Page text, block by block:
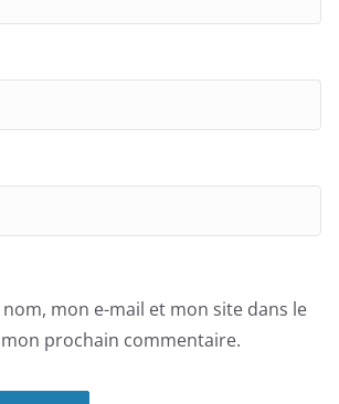
mon e-mail et mon site dans le
prochain commentaire.